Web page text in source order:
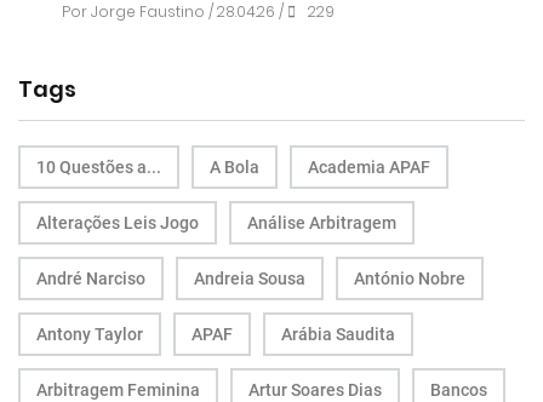
PorJorge Faustino / 28.04.26 / 229
Tags
10 Questões a... A Bola Academia APAF
Alterações Leis Jogo Análise Arbitragem
André Narciso Andreia Sousa António Nobre
Antony Taylor APAF Arábia Saudita
Arbitragem Feminina Artur Soares Dias Bancos